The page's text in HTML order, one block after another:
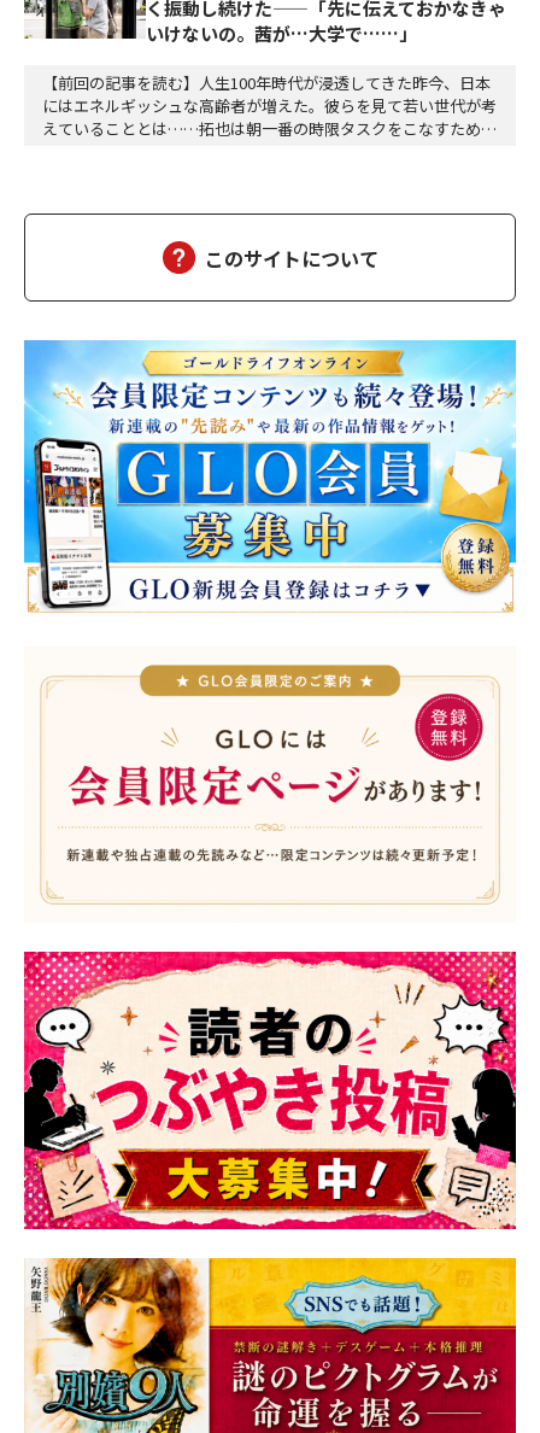
く振動し続けた——「先に伝えておかなきゃ
いけないの。茜が…大学で……」
【前回の記事を読む】人生100年時代が浸透してきた昨今、日本
にはエネルギッシュな高齢者が増えた。彼らを見て若い世代が考
えていることとは……拓也は朝一番の時限タスクをこなすために
と浸かることができる。このままオフィスには誰も現…
このサイトについて